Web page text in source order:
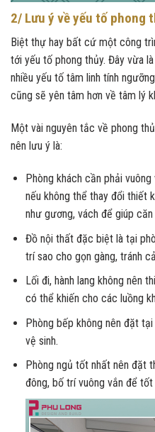
2/ Lưu ý về yếu tố phong
Biệt thự hay bất cứ một công
tới yếu tố phong thủy. Đây vừa
nhiều yếu tố tâm linh tính
cũng sẽ yên tâm hơn về tâm lý
Một vài nguyên tắc về phong
nên lưu ý là:
Phòng khách cần phải
nếu không thể thay đổi thiết
như gương, vách để giúp
Đồ nội thất đặc biệt là tại
trí sao cho gọn gàng, tránh
Lối đi, hành lang không nên
có thể khiến cho các luồng
Phòng bếp không nên đặt
vệ sinh.
Phòng ngủ tốt nhất nên đặt
đông, bố trí vuông vắn để